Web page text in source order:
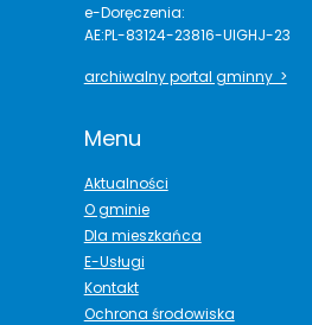
e-Doręczenia:
AE:PL-83124-23816-UIGHJ-23
archiwalny portal gminny >
Menu
Aktualności
O gminie
Dla mieszkańca
E-Usługi
Kontakt
Ochrona środowiska